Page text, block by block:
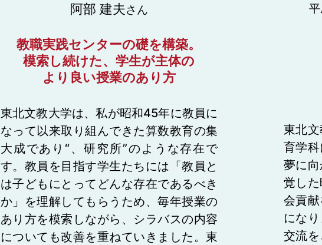
阿部 建夫さん
教職実践センターの礎を構築。
模索し続けた、学生が主体の
より良い授業のあり方
東北文教大学は、私が昭和45年に教員に
なって以来取り組んできた算数教育の集
大成であり“、研究所”のような存在で
す。教員を目指す学生たちには「教員と
は子どもにとってどんな存在であるべき
か」を理解してもらうため、毎年授業の
あり方を模索しながら、シラバスの内容
についても改善を重ねていきました。東
東北
育学
夢に
覚し
会貢
にな
交流